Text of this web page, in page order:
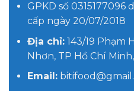
GPKD số 0315177096
cấp ngày 20/07/2018
Địa chỉ:143/19 Phạm
Nhơn, TP Hồ Chí
Email: